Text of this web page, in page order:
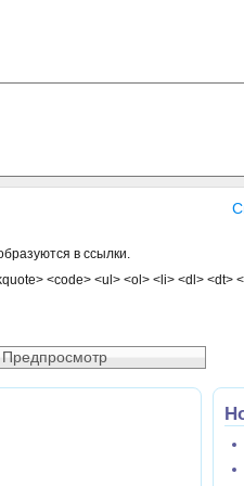
в ссылки.
<code> <ul> <ol> <li> <dl> <dt>